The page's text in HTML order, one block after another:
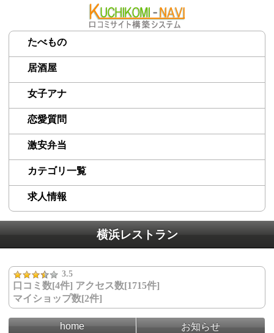
たべもの
居酒屋
女子アナ
恋愛質問
激安弁当
カテゴリ一覧
求人情報
横浜レストラン
3.5
口コミ数[4件] アクセス数[1715件]
マイショップ数[2件]
home お知らせ